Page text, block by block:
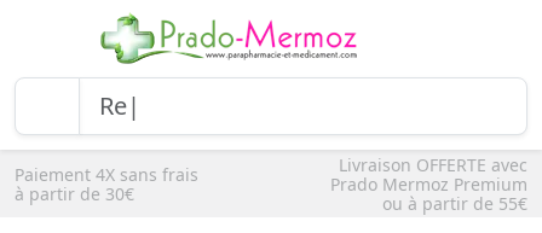
Paiement 4X sans frais
à partir de 30€
Livraison OFFERTE avec
Prado Mermoz Premium
ou à partir de 55€